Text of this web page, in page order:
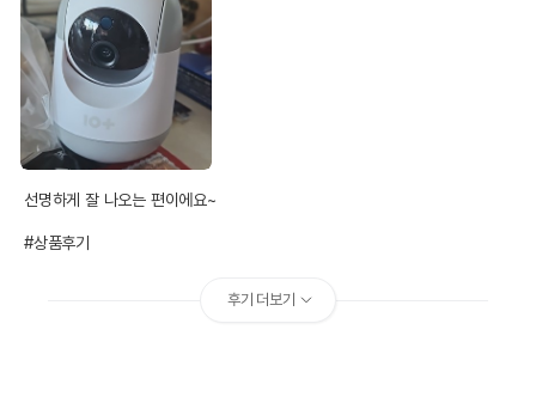
선명하게 잘 나오는 편이에요~
#상품후기
후기 더보기